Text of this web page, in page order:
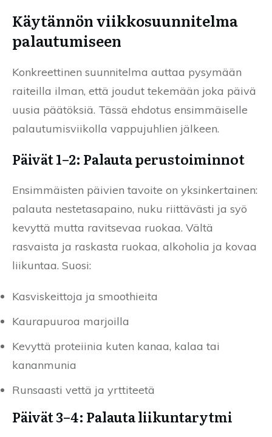
Käytännön viikkosuunnitelma
palautumiseen
Konkreettinen suunnitelma auttaa pysymään
raiteilla ilman, että joudut tekemään joka päivä
uusia päätöksiä. Tässä ehdotus ensimmäiselle
palautumisviikolla vappujuhlien jälkeen.
Päivät 1–2: Palauta perustoiminnot
Ensimmäisten päivien tavoite on yksinkertainen:
palauta nestetasapaino, nuku riittävästi ja syö
kevyttä mutta ravitsevaa ruokaa. Vältä
rasvaista ja raskasta ruokaa, alkoholia ja kovaa
liikuntaa. Suosi:
Kasviskeittoja ja smoothieita
Kaurapuuroa marjoilla
Kevyttä proteiinia kuten kanaa, kalaa tai
kananmunia
Runsaasti vettä ja yrttiteetä
Päivät 3–4: Palauta liikuntarytmi